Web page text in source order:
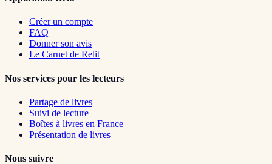
Créer un compte
FAQ
Donner son avis
Le Carnet de Relit
Nos services pour les lecteurs
Partage de livres
Suivi de lecture
Boîtes à livres en France
Présentation de livres
Nous suivre